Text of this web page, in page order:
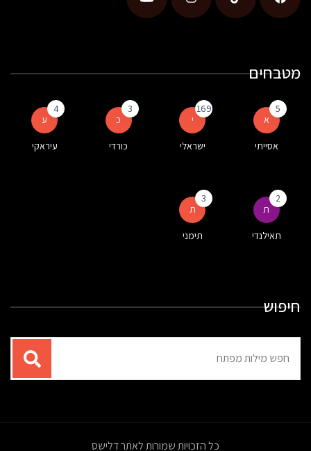
מטבחים
א
5
אסייתי
י
169
ישראלי
כ
3
כורדי
ע
4
עיראקי
ת
2
תאילנדי
ת
3
תימני
חיפוש
עבור
כל הזכויות שמורות לאתר דלישס